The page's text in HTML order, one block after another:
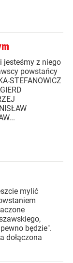
jesteśmy z niego
powstańcy
STEFANOWICZ
mylić
będzie".
dołączona